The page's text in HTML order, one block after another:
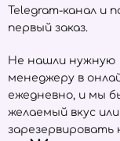
Telegram-канал и
первый заказ.
Не нашли нужную
менеджеру в
ежедневно, и мы
желаемый вкус
зарезервировать